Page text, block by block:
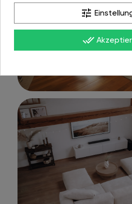
tune
done_all